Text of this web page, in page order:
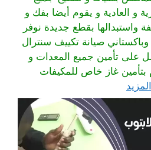
و العادية و يقوم أيضا بفك و
واستبدالها بقطع جديدة نوفر
صيانة تكييف سنترال
على تأمين جميع المعدات و
بتأمين غاز خاص للمكيفات